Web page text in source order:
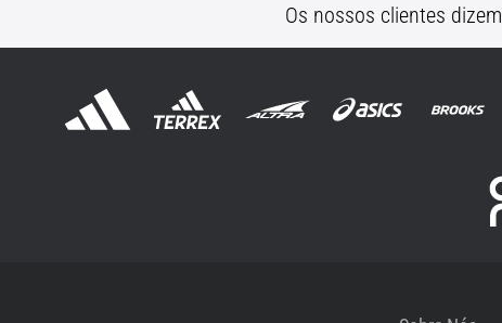
Os nossos clientes dizem